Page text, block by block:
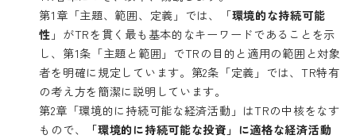
第1章「主題、範囲、定義」では、「環境的な持続可能
性 」がTRを貫く最も基本的なキーワードであることを示
し、第1条「主題と範囲」でTRの目的と適用の範囲と対象
者を明確に規定しています。第2条「定義」では、TR特有
の考え方を簡潔に説明しています。
第2章「環境的に持続可能な経済活動」はTRの中核をなす
もので、
「環境的に持続可能な投資」に適格な経済活動